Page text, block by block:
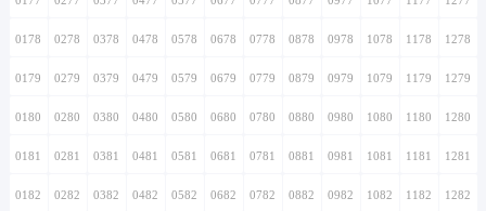
0178 0278 0378 0478 0578 0678 0778 0878 0978 1078 1178 1278
0179 0279 0379 0479 0579 0679 0779 0879 0979 1079 1179 1279
0180 0280 0380 0480 0580 0680 0780 0880 0980 1080 1180 1280
0181 0281 0381 0481 0581 0681 0781 0881 0981 1081 1181 1281
0182 0282 0382 0482 0582 0682 0782 0882 0982 1082 1182 1282